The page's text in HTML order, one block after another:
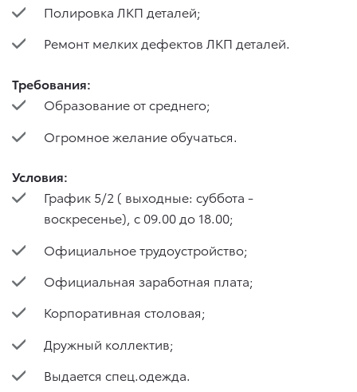
Полировка ЛКП деталей;
Ремонт мелких дефектов ЛКП деталей.
Требования:
Образование от среднего;
Огромное желание обучаться.
Условия:
График 5/2 ( выходные: суббота -
воскресенье), с 09.00 до 18.00;
Официальное трудоустройство;
Официальная заработная плата;
Корпоративная столовая;
Дружный коллектив;
Выдается спец.одежда.